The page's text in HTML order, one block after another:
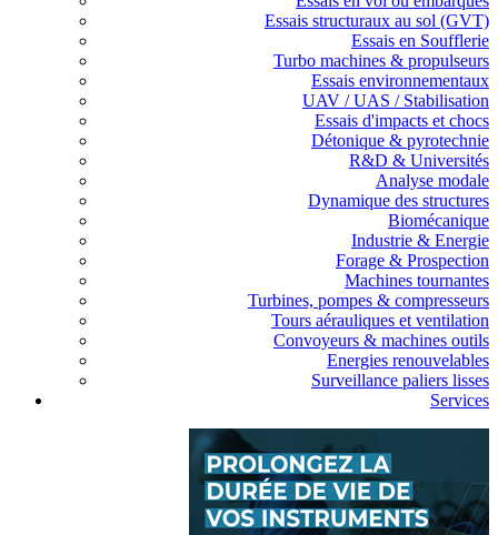
Essais structuraux au sol (GVT)
Essais en Soufflerie
Turbo machines & propulseurs
Essais environnementaux
UAV / UAS / Stabilisation
Essais d'impacts et chocs
Détonique & pyrotechnie
R&D & Universités
Analyse modale
Dynamique des structures
Biomécanique
Industrie & Energie
Forage & Prospection
Machines tournantes
Turbines, pompes & compresseurs
Tours aérauliques et ventilation
Convoyeurs & machines outils
Energies renouvelables
Surveillance paliers lisses
Services